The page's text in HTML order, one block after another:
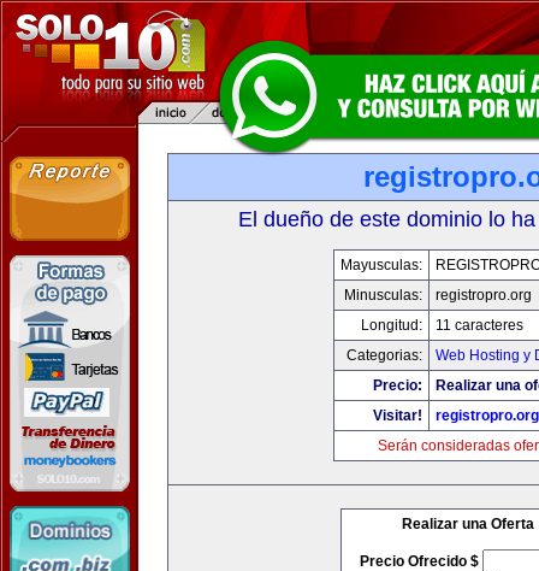
El dueño de este dominio lo
Mayusculas:
Minusculas:
registropro.org
Longitud:
11 caracteres
Categorias:
Web Hosting y
Precio:
Realizar una
Visitar!
registropro.org
Serán consideradas
Realizar una Oferta
Precio Ofrecido $